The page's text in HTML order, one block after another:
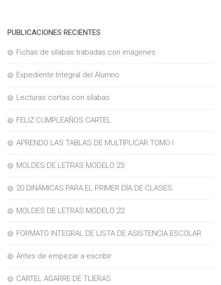
PUBLICACIONES RECIENTES
Fichas de sílabas trabadas con imágenes
Expediente Integral del Alumno
Lecturas cortas con silabas
FELIZ CUMPLEAÑOS CARTEL
APRENDO LAS TABLAS DE MULTIPLICAR TOMO I
MOLDES DE LETRAS MODELO 23
20 DINÁMICAS PARA EL PRIMER DÍA DE CLASES
MOLDES DE LETRAS MODELO 22
FORMATO INTEGRAL DE LISTA DE ASISTENCIA ESCOLAR
Antes de empezar a escribir
CARTEL AGARRE DE TIJERAS